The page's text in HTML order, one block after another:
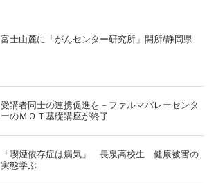
富士山麓に「がんセンター研究所」開所/静岡県
受講者同士の連携促進を－ファルマバレーセンタ
ーのＭＯＴ基礎講座が終了
「喫煙依存症は病気」 長泉高校生 健康被害の
実態学ぶ